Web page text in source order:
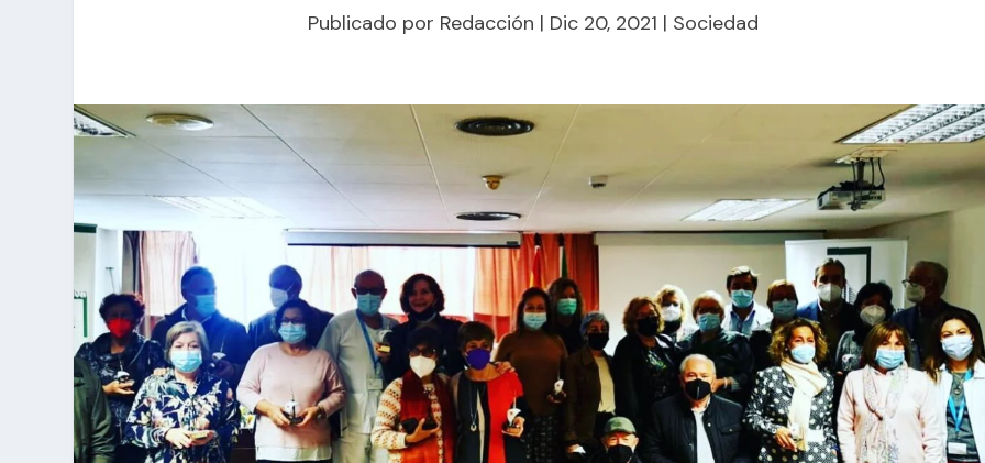
Publicado por Redacción | Dic 20, 2021 | Sociedad